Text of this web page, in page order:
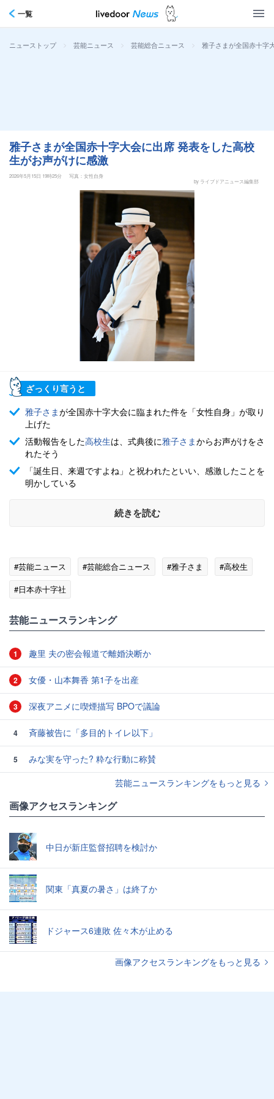
一覧
ニューストップ > 芸能ニュース > 芸能総合ニュース > 雅子さまが全国赤十字
雅子さまが全国赤十字大会に出席 発表をした高校
生がお声がけに感激
2026年5月15日 19時25分
写真：女性自身
by ライブドアニュース編集部
ざっくり言うと
雅子さまが全国赤十字大会に臨まれた件を「女性自身」が取り
上げた
活動報告をした高校生は、式典後に雅子さまからお声がけをさ
れたそう
「誕生日、来週ですよね」と祝われたといい、感激したことを
明かしている
続きを読む
#芸能ニュース #芸能総合ニュース #雅子さま
#高校生
#日本赤十字社
芸能ニュースランキング
1 趣里 夫の密会報道で離婚決断か
2 女優・山本舞香 第1子を出産
3 深夜アニメに喫煙描写 BPOで議論
4 斉藤被告に「多目的トイレ以下」
5
みな実を守った? 粋な行動に称賛
芸能ニュースランキングをもっと見る
画像アクセスランキング
中日が新庄監督招聘を検討か
関東「真夏の暑さ」は終了か
ドジャース6連敗 佐々木が止める
画像アクセスランキングをもっと見る